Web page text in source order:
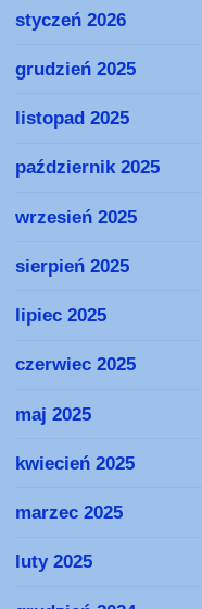
styczeń 2026
grudzień 2025
listopad 2025
październik 2025
wrzesień 2025
sierpień 2025
lipiec 2025
czerwiec 2025
maj 2025
kwiecień 2025
marzec 2025
luty 2025